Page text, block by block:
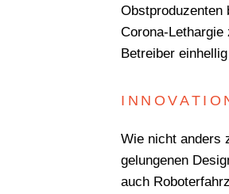
Obstproduzenten
Corona-
Betreiber
Wie nicht anders
gelungenen
auch